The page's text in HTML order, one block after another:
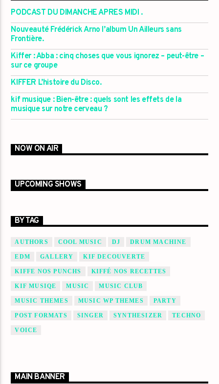
PODCAST DU DIMANCHE APRES MIDI .
Nouveauté Frédérick Arno l’album Un Ailleurs sans
Frontière.
Kiffer : Abba : cinq choses que vous ignorez – peut-être –
sur ce groupe
KIFFER L’histoire du Disco.
kif musique : Bien-être : quels sont les effets de la
musique sur notre cerveau ?
NOW ON AIR
UPCOMING SHOWS
BY TAG
AUTHORS COOL MUSIC DJ DRUM MACHINE
EDM GALLERY KIF DECOUVERTE
KIFFE NOS PUNCHS KIFFÉ NOS RECETTES
KIF MUSIQE MUSIC MUSIC CLUB
MUSIC THEMES MUSIC WP THEMES PARTY
POST FORMATS SINGER SYNTHESIZER TECHNO
VOICE
MAIN BANNER